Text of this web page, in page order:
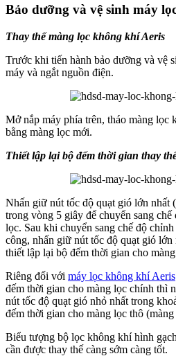
Bảo dưỡng và vệ sinh máy
Thay thế màng lọc không khí Aeris
Trước khi tiến hành bảo dưỡng và vệ
máy và ngắt nguồn điện.
Mở nắp máy phía trên, tháo màng lọc
bằng màng lọc mới.
Thiết lập lại bộ đếm thời gian thay
Nhấn giữ nút tốc độ quạt gió lớn nhất
trong vòng 5 giây để chuyển sang
lọc. Sau khi chuyển sang chế độ
công, nhấn giữ nút tốc độ quạt gió
thiết lập lại bộ đếm thời gian cho
Riêng đối với máy lọc không khí Aeris
đếm thời gian cho màng lọc chính thì
nút tốc độ quạt gió nhỏ nhất trong
đếm thời gian cho màng lọc thô
Biểu tượng bộ lọc không khí hình
cần được thay thế càng sớm càng tốt.